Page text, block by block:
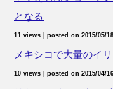
となる
11 views posted on 2015/05/18
メキシコで大量のイ
10 views posted on 2015/04/16